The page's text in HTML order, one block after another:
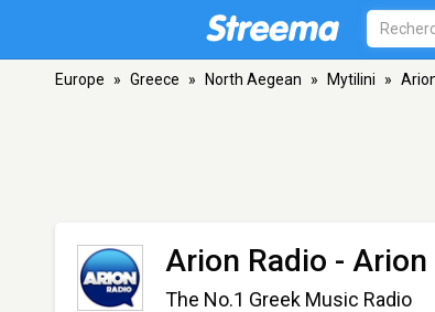
Europe » Greece » North Aegean » Mytilini »
Arion Radio -
The No.1 Greek Music Radio